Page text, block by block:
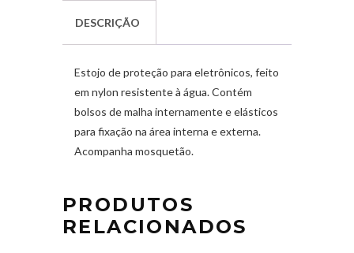
DESCRIÇÃO
Estojo de proteção para eletrônicos, feito
em nylon resistente à água. Contém
bolsos de malha internamente e elásticos
para fixação na área interna e externa.
Acompanha mosquetão.
PRODUTOS
RELACIONADOS